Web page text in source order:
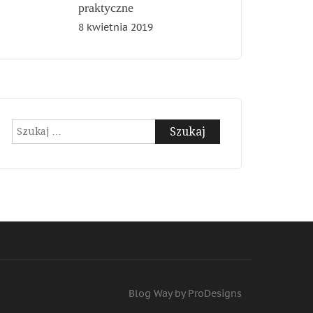
praktyczne
8 kwietnia 2019
Szukaj:
Blog Way by ProDesigns